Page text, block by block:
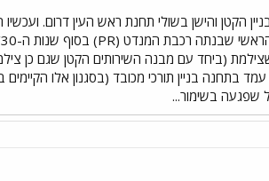
הקטן והישן בשולי תחנת ראש העין דרום.
שצילמת (ביחד עם מבנה השירותים הקטן שגם כן
עמד בתחנה בניין תורכי מכובד (בסגנון אלו
שפגעה בשימור...